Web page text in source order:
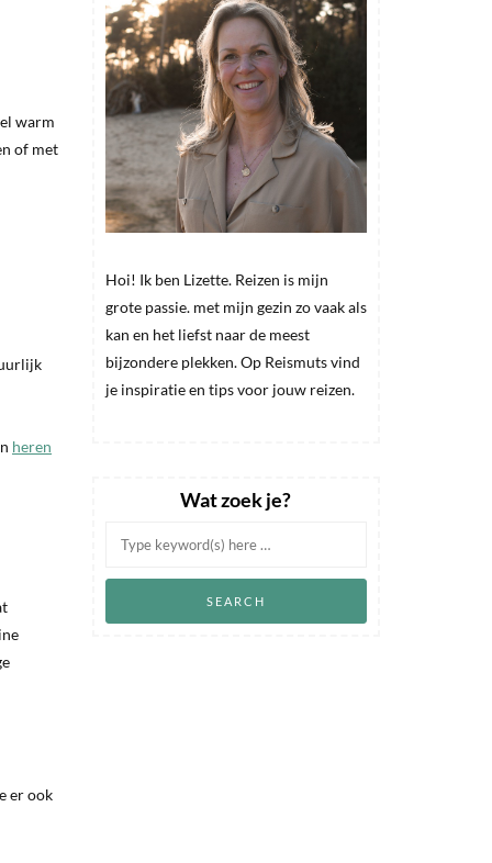
warm
of met
heren
er ook
Hoi! Ik ben Lizette. Reizen is mijn
grote passie. met mijn gezin zo vaak als
kan en het liefst naar de meest
bijzondere plekken. Op Reismuts vind
je inspiratie en tips voor jouw reizen.
Wat zoek je?